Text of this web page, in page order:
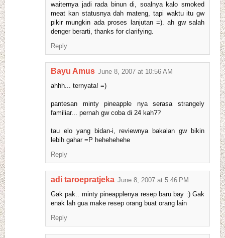
waiternya jadi rada binun di, soalnya kalo smoked
meat kan statusnya dah mateng, tapi waktu itu gw
pikir mungkin ada proses lanjutan =). ah gw salah
denger berarti, thanks for clarifying.
Reply
Bayu Amus June 8, 2007 at 10:56 AM
ahhh... ternyata! =)
pantesan minty pineapple nya serasa strangely
familiar... pernah gw coba di 24 kah??
tau elo yang bidan-i, reviewnya bakalan gw bikin
lebih gahar =P hehehehehe
Reply
adi taroepratjeka June 8, 2007 at 5:46 PM
Gak pak.. minty pineapplenya resep baru bay :) Gak
enak lah gua make resep orang buat orang lain
Reply